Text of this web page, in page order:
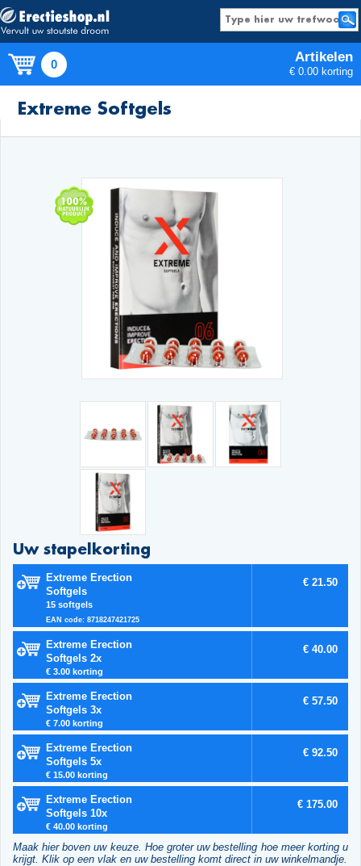
0 Artikelen
€ 0.00 korting
Producten
Extreme Softgels
Uw stapelkorting
Extreme Erection
Softgels
15 softgels
EAN code: 8718247421725
€ 21.50
Extreme Erection
Softgels 2x
€ 3.00 korting
€ 40.00
Extreme Erection
Softgels 3x
€ 7.00 korting
€ 57.50
Extreme Erection
Softgels 5x
€ 15.00 korting
€ 92.50
Extreme Erection
Softgels 10x
€ 40.00 korting
€ 175.00
Maak hier boven uw keuze. Hoe groter uw bestelling hoe meer korting u
krijgt. Klik op een vlak en uw bestelling komt direct in uw winkelmandje.